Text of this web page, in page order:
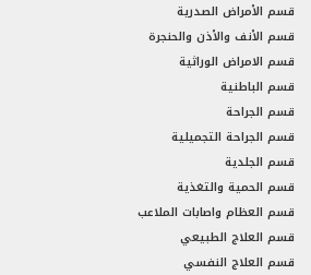
قسم الأمراض الصدرية
قسم الأنف والأذن والحنجرة
قسم الامراض الوراثية
قسم الباطنية
قسم الجراحة
قسم الجراحة التجميلية
قسم الجلدية
قسم الحمية والتغذية
قسم العظام واصابات الملاعب
قسم العلاج الطبيعي
قسم العلاج النفسي